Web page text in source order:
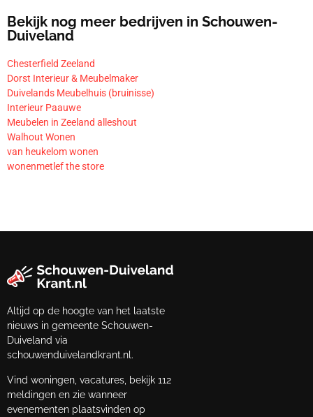
Bekijk nog meer bedrijven in Schouwen-
Duiveland
Chesterfield Zeeland
Dorst Interieur & Meubelmaker
Duivelands Meubelhuis (bruinisse)
Interieur Paauwe
Meubelen in Zeeland alleshout
Walhout Wonen
van heukelom wonen
wonenmetlef the store
Altijd op de hoogte van het laatste
nieuws in gemeente Schouwen-
Duiveland via
schouwenduivelandkrant.nl.
Vind woningen, vacatures, bekijk 112
meldingen en zie wanneer
evenementen plaatsvinden op